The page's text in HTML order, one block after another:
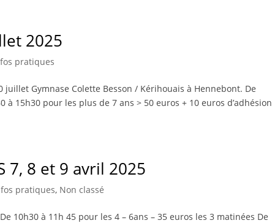
2025
pratiques
Gymnase Colette Besson / Kérihouais à Hennebont. De
à 15h30 pour les plus de 7 ans > 50 euros + 10 euros d’adhésion
7, 8 et 9 avril 2025
pratiques, Non classé
10h30 à 11h 45 pour les 4 – 6ans – 35 euros les 3 matinées De